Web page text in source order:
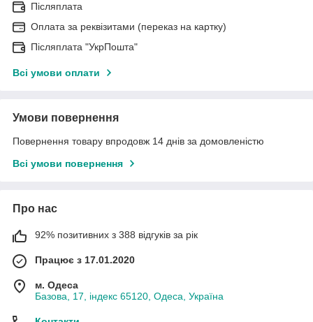
Післяплата
Оплата за реквізитами (переказ на картку)
Післяплата "УкрПошта"
Всі умови оплати
Умови повернення
Повернення товару впродовж 14 днів за домовленістю
Всі умови повернення
Про нас
92% позитивних з 388 відгуків за рік
Працює з 17.01.2020
м. Одеса
Базова, 17, індекс 65120, Одеса, Україна